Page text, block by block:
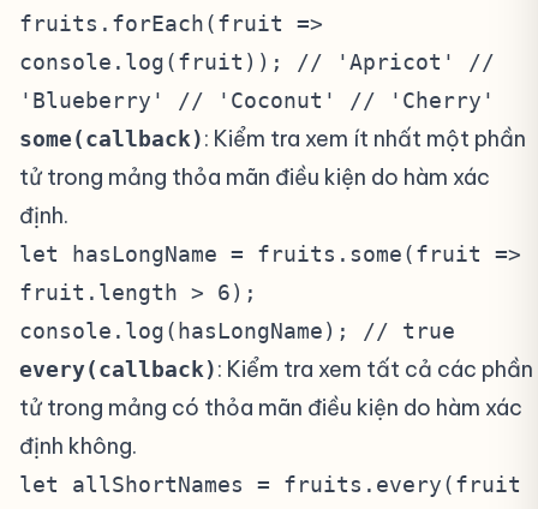
fruits.forEach(fruit =>
console.log(fruit)); // 'Apricot' //
'Blueberry' // 'Coconut' // 'Cherry'
some(callback): Kiểm tra xem ít nhất một phần
tử trong mảng thỏa mãn điều kiện do hàm xác
định.
let hasLongName = fruits.some(fruit =>
fruit.length > 6);
console.log(hasLongName); // true
every(callback): Kiểm tra xem tất cả các phần
tử trong mảng có thỏa mãn điều kiện do hàm xác
định không.
let allShortNames = fruits.every(fruit